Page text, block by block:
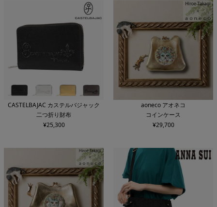
CASTELBAJAC カステルバジャック
二つ折り財布
¥25,300
aoneco アオネコ
コインケース
¥29,700